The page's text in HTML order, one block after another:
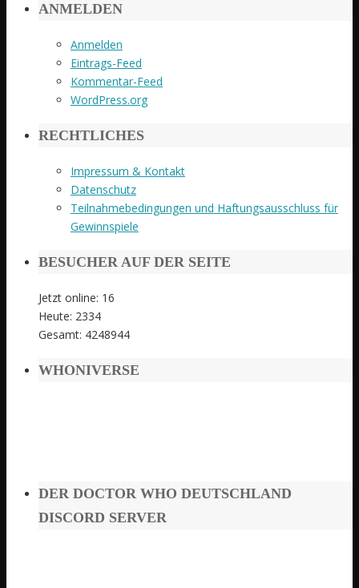
ANMELDEN
Anmelden
Eintrags-Feed
Kommentar-Feed
WordPress.org
RECHTLICHES
Impressum & Kontakt
Datenschutz
Teilnahmebedingungen und Haftungsausschluss für
Gewinnspiele
BESUCHER AUF DER SEITE
Jetzt online: 16
Heute: 2334
Gesamt: 4248944
WHONIVERSE
DER DOCTOR WHO DEUTSCHLAND
DISCORD SERVER